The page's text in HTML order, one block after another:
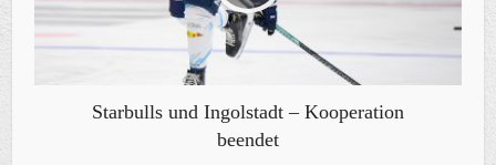
Starbulls und Ingolstadt – Kooperation
beendet